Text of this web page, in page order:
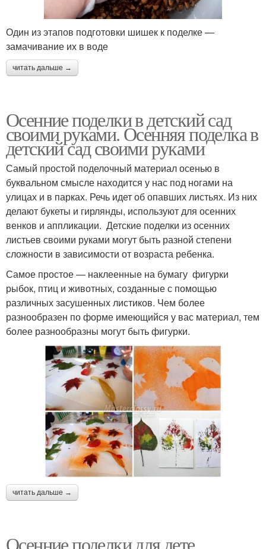
Один из этапов подготовки шишек к поделке —
замачивание их в воде
читать дальше →
Осенние поделки в детский сад
своими руками. Осенняя поделка в
детский сад своими руками
Самый простой поделочный материал осенью в
буквальном смысле находится у нас под ногами на
улицах и в парках. Речь идет об опавших листьях. Из них
делают букеты и гирлянды, используют для осенних
венков и аппликации. Детские поделки из осенних
листьев своими руками могут быть разной степени
сложности в зависимости от возраста ребенка.
Самое простое — наклеенные на бумагу фигурки
рыбок, птиц и животных, созданные с помощью
различных засушенных листиков. Чем более
разнообразен по форме имеющийся у вас материал, тем
более разнообразны могут быть фигурки.
читать дальше →